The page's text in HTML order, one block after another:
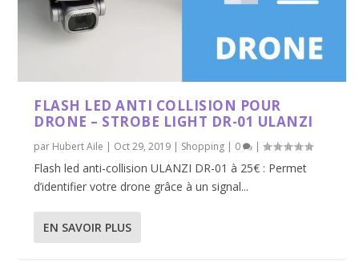
FLASH LED ANTI COLLISION POUR
DRONE – STROBE LIGHT DR-01 ULANZI
par Hubert Aile | Oct 29, 2019 | Shopping | 0 |
Flash led anti-collision ULANZI DR-01 à 25€ : Permet
d’identifier votre drone grâce à un signal...
EN SAVOIR PLUS